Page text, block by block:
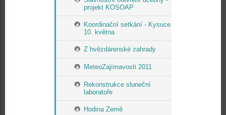
projekt KOSOAP
Koordinační setkání - Kysuce
10. května
Z hvězdárenské zahrady
MeteoZajímavosti 2011
Rekonstrukce sluneční
laboratoře
Hodina Země